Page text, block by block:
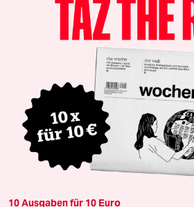
10 Ausgaben für 10 Euro